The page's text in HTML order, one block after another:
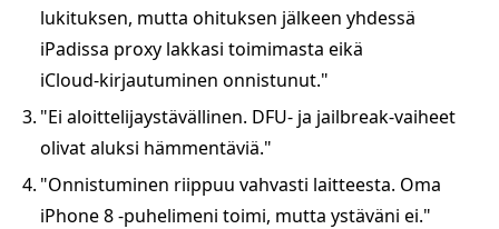
lukituksen, mutta ohituksen jälkeen yhdessä
iPadissa proxy lakkasi toimimasta eikä
iCloud‑kirjautuminen onnistunut."
3. "Ei aloittelijaystävällinen. DFU‑ ja jailbreak‑vaiheet
olivat aluksi hämmentäviä."
4. "Onnistuminen riippuu vahvasti laitteesta. Oma
iPhone 8 ‑puhelimeni toimi, mutta ystäväni ei."